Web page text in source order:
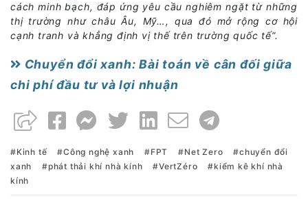
cách minh bạch, đáp ứng yêu cầu nghiêm ngặt từ những
thị trường như châu Âu, Mỹ…, qua đó mở rộng cơ hội
cạnh tranh và khẳng định vị thế trên trường quốc tế”.
Chuyển đổi xanh: Bài toán về cân đối giữa
chi phí đầu tư và lợi nhuận
Kinh tế Công nghệ xanh FPT Net Zero
chuyển đổi
xanh
phát thải khí nhà kính VertZéro
kiểm kê khí nhà
kính